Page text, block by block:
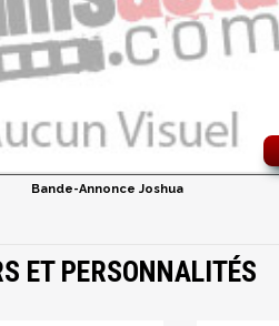
Bande-Annonce Joshua
ET PERSONNALITÉS